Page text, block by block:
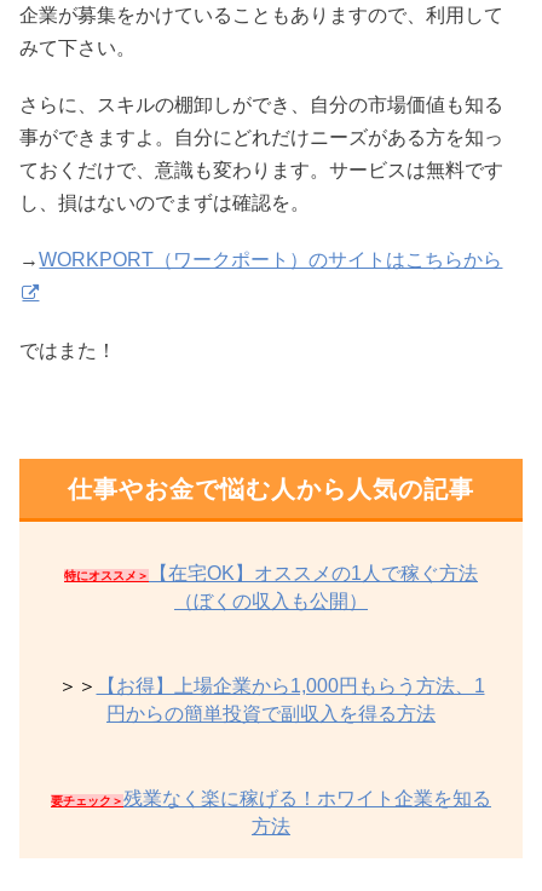
企業が募集をかけていることもありますので、利用して
みて下さい。
さらに、スキルの棚卸しができ、自分の市場価値も知る
事ができますよ。自分にどれだけニーズがある方を知っ
ておくだけで、意識も変わります。サービスは無料です
し、損はないのでまずは確認を。
→WORKPORT（ワークポート）のサイトはこちらから
ではまた！
仕事やお金で悩む人から人気の記事
特にオススメ＞
【在宅OK】オススメの1人で稼ぐ方法
（ぼくの収入も公開）
＞＞
【お得】上場企業から1,000円もらう方法、1
円からの簡単投資で副収入を得る方法
要チェック＞残業なく楽に稼げる！ホワイト企業を知る
方法